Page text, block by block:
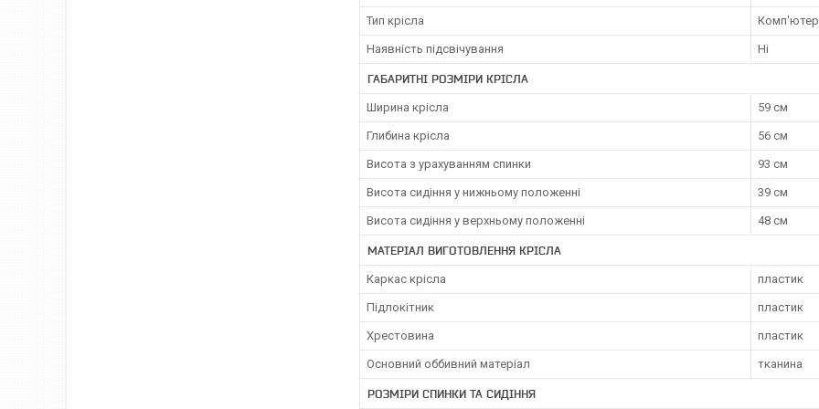
Тип крісла
Наявність підсвічування Ні
ГАБАРИТНІ РОЗМІРИ КРІСЛА
Ширина крісла 59 см
Глибина крісла 56 см
Висота з урахуванням спинки 93 см
Висота сидіння у нижньому положенні 39 см
Висота сидіння у верхньому положенні 48 см
МАТЕРІАЛ ВИГОТОВЛЕННЯ КРІСЛА
Каркас крісла пластик
Підлокітник пластик
Хрестовина пластик
Основний оббивний матеріал тканина
РОЗМІРИ СПИНКИ ТА СИДІННЯ